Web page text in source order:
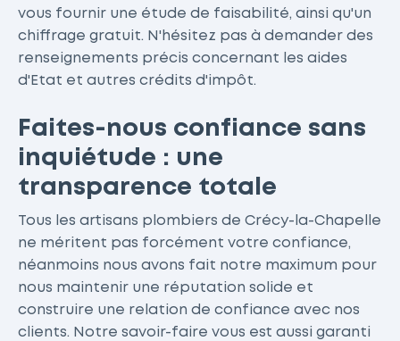
vous fournir une étude de faisabilité, ainsi qu'un
chiffrage gratuit. N'hésitez pas à demander des
renseignements précis concernant les aides
d'Etat et autres crédits d'impôt.
Faites-nous confiance sans
inquiétude : une
transparence totale
Tous les artisans plombiers de Crécy-la-Chapelle
ne méritent pas forcément votre confiance,
néanmoins nous avons fait notre maximum pour
nous maintenir une réputation solide et
construire une relation de confiance avec nos
clients. Notre savoir-faire vous est aussi garanti